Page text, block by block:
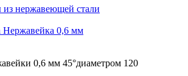
нержавеющей стали
Нержавейка 0,6 мм
0,6 мм 45°диаметром 120